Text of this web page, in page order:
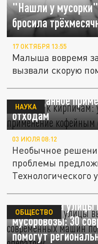
"Нашли у
бросила
17 ОКТЯБРЯ 13:55
Малыша вовремя
вызвали скорую
От кофе к
неожиданное
отходам
НАУКА
03 ИЮЛЯ 08:12
Необычное
проблемы
Технологического
В Самаре на
мусоровозы: 30
помогут
ОБЩЕСТВО